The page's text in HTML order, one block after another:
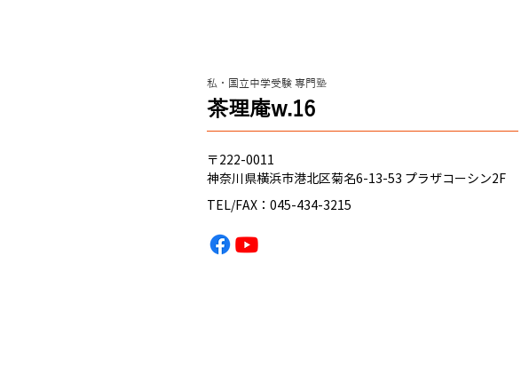
これからのみんな へ ハマのニキ
から、 経験 に基づく アドバイス
を送るぜ！ 自分が経験して思っ
要！ ってこと。 ・算数、理科、
や ドジノート を何回もやるこ
と！ ・たとえ、基本的なことで
もわからない場合は、 質問 した
ぼくは
の 暗記
だった
と普段
ら、社
のおか
ました
ストを
私・国立中学受験 専門塾
​茶理庵w.16
〒222-0011
神奈川県横浜市港北区菊名6-13-53 プラザコーシン2F
TEL/FAX：045-434-3215